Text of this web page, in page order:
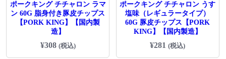
ポークキング チチャロン ラマ
ン 60G 脂身付き豚皮チップス
【PORK KING】【国内製
造】
¥308 (税込)
ポークキング チチャロン うす
塩味（レギュラータイプ）
60G 豚皮チップス【PORK
KING】【国内製造】
¥281 (税込)